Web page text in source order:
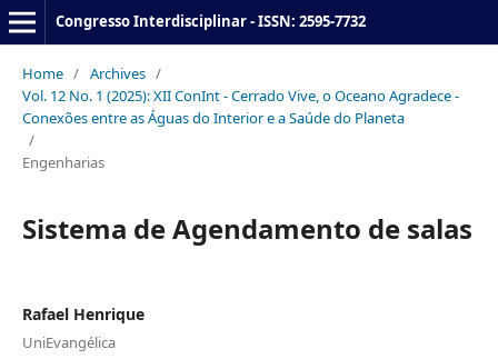
Congresso Interdisciplinar - ISSN: 2595-7732
Home / Archives /
Vol. 12 No. 1 (2025): XII ConInt - Cerrado Vive, o Oceano Agradece -
Conexões entre as Águas do Interior e a Saúde do Planeta
/
Engenharias
Sistema de Agendamento de salas
Rafael Henrique
UniEvangélica